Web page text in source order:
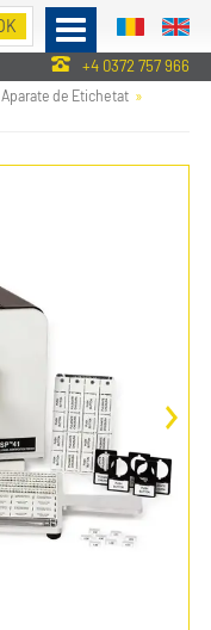
+4 0372 757 966
Aparate de Etichetat